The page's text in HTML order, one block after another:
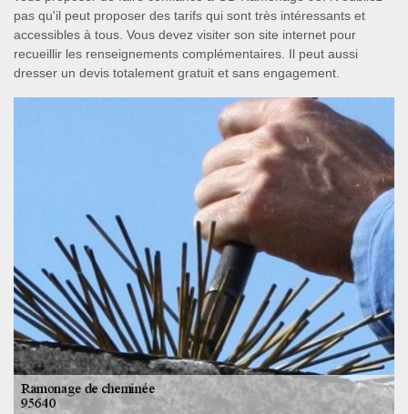
pas qu'il peut proposer des tarifs qui sont très intéressants et
accessibles à tous. Vous devez visiter son site internet pour
recueillir les renseignements complémentaires. Il peut aussi
dresser un devis totalement gratuit et sans engagement.